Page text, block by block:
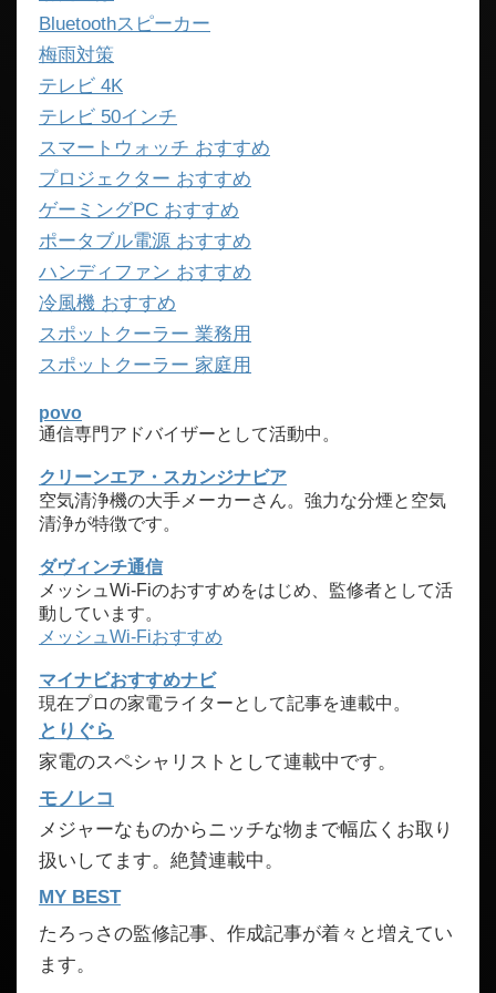
Bluetoothスピーカー
梅雨対策
テレビ 4K
テレビ 50インチ
スマートウォッチ おすすめ
プロジェクター おすすめ
ゲーミングPC おすすめ
ポータブル電源 おすすめ
ハンディファン おすすめ
冷風機 おすすめ
スポットクーラー 業務用
スポットクーラー 家庭用
povo
通信専門アドバイザーとして活動中。
クリーンエア・スカンジナビア
空気清浄機の大手メーカーさん。強力な分煙と空気
清浄が特徴です。
ダヴィンチ通信
メッシュWi-Fiのおすすめをはじめ、監修者として活
動しています。
メッシュWi-Fiおすすめ
マイナビおすすめナビ
現在プロの家電ライターとして記事を連載中。
とりぐら
家電のスペシャリストとして連載中です。
モノレコ
メジャーなものからニッチな物まで幅広くお取り
扱いしてます。絶賛連載中。
MY BEST
たろっさの監修記事、作成記事が着々と増えてい
ます。